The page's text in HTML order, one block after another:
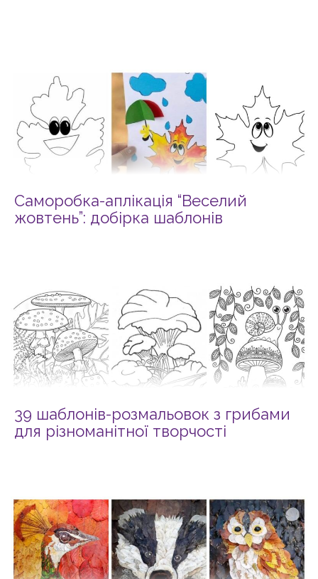
Саморобка-аплікація “Веселий
жовтень”: добірка шаблонів
39 шаблонів-розмальовок з грибами
для різноманітної творчості